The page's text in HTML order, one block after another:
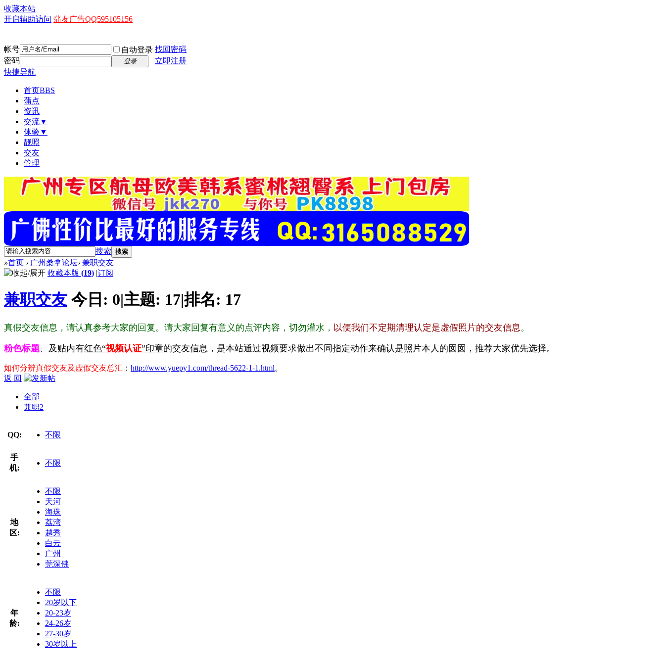
收藏本站
开启辅助访问 蒲友广告QQ595105156
帐号 自动登录 找回密码
密码
登录
立即注册
快捷导航
首页BBS
蒲点
资讯
交流▼
体验▼
靓照
交友
管理
搜索 搜索
»首页 › 广州桑拿论坛› 兼职交友
收藏本版 (19) |订阅
兼职交友 今日: 0|主题: 17|排名: 17
真假交友信息，请认真参考大家的回复。请大家回复有意义的点评内容，切勿灌水， 以便我们不定期清理认定是虚假照片的交友信息 。
粉色标题、及贴内有红色“视频认证”印章的交友信息，是本站通过视频要求做出不同指定动作来确认是照片本人的囡囡，推荐大家优先选择。
如何分辨真假交友及虚假交友总汇 ： http://www.yuepy1.com/thread-5622-1-1.html。
返 回
全部
兼职2
QQ: 不限
手
机:
不限
地
区:
不限
天河
海珠
荔湾
越秀
白云
广州
莞深佛
年
龄:
不限
20岁以下
20-23岁
24-26岁
27-30岁
30岁以上